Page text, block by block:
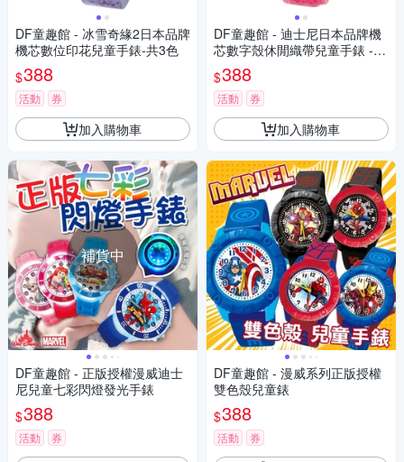
DF童趣館 - 冰雪奇緣2日本品牌
機芯數位印花兒童手錶-共3色
$388
活動 券
加入購物車
補貨中
DF童趣館 - 正版授權漫威迪士
尼兒童七彩閃燈發光手錶
$388
活動 券
DF童趣館 - 迪士尼日本品牌機
芯數字殼休閒織帶兒童手錶 -
多款可選
$388
活動 券
加入購物車
DF童趣館 - 漫威系列正版授權
雙色殼兒童錶
$388
活動 券